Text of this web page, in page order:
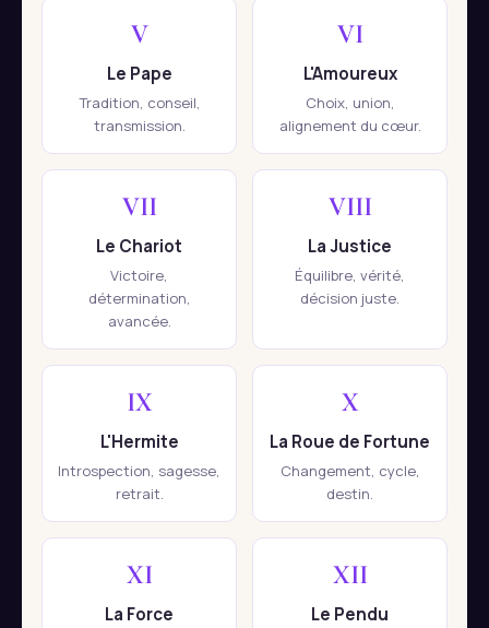
V
Le Pape
Tradition, conseil,
transmission.
VI
L'Amoureux
Choix, union,
alignement du cœur.
VII
Le Chariot
Victoire,
détermination,
avancée.
VIII
La Justice
Équilibre, vérité,
décision juste.
IX
L'Hermite
Introspection, sagesse,
retrait.
X
La Roue de Fortune
Changement, cycle,
destin.
XI
La Force
XII
Le Pendu